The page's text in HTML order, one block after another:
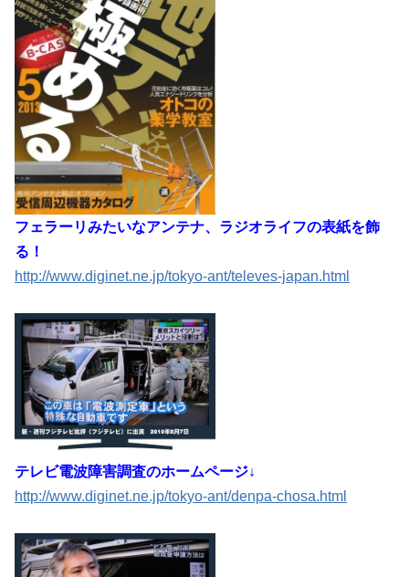
フェラーリみたいなアンテナ、ラジオライフの表紙を飾
る！
http://www.diginet.ne.jp/tokyo-ant/televes-japan.html
テレビ電波障害調査のホームページ↓
http://www.diginet.ne.jp/tokyo-ant/denpa-chosa.html